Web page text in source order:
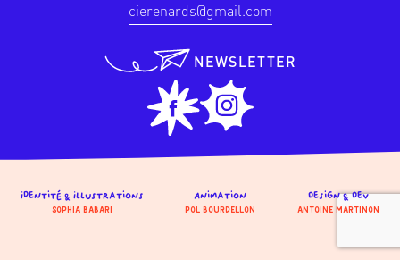
cierenards@gmail.com
NEWSLETTER
Identité & Illustrations
Sophia Babari
Animation
Pol Bourdellon
Design & Dev
Antoine Martinon